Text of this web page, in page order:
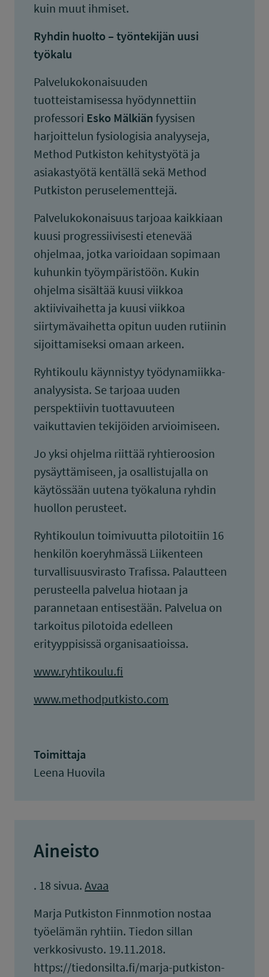
kuin muut ihmiset.
Ryhdin huolto – työntekijän uusi
työkalu
Palvelukokonaisuuden
tuotteistamisessa hyödynnettiin
professori Esko Mälkiän fyysisen
harjoittelun fysiologisia analyyseja,
Method Putkiston kehitystyötä ja
asiakastyötä kentällä sekä Method
Putkiston peruselementtejä.
Palvelukokonaisuus tarjoaa kaikkiaan
kuusi progressiivisesti etenevää
ohjelmaa, jotka varioidaan sopimaan
kuhunkin työympäristöön. Kukin
ohjelma sisältää kuusi viikkoa
aktiivivaihetta ja kuusi viikkoa
siirtymävaihetta opitun uuden rutiinin
sijoittamiseksi omaan arkeen.
Ryhtikoulu käynnistyy työdynamiikka-
analyysista. Se tarjoaa uuden
perspektiivin tuottavuuteen
vaikuttavien tekijöiden arvioimiseen.
Jo yksi ohjelma riittää ryhtieroosion
pysäyttämiseen, ja osallistujalla on
käytössään uutena työkaluna ryhdin
huollon perusteet.
Ryhtikoulun toimivuutta pilotoitiin 16
henkilön koeryhmässä Liikenteen
turvallisuusvirasto Trafissa. Palautteen
perusteella palvelua hiotaan ja
parannetaan entisestään. Palvelua on
tarkoitus pilotoida edelleen
erityyppisissä organisaatioissa.
www.ryhtikoulu.fi
www.methodputkisto.com
Toimittaja
Leena Huovila
Aineisto
. 18 sivua. Avaa
Marja Putkiston Finnmotion nostaa
työelämän ryhtiin. Tiedon sillan
verkkosivusto. 19.11.2018.
https://tiedonsilta.fi/marja-putkiston-